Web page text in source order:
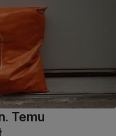
Temu